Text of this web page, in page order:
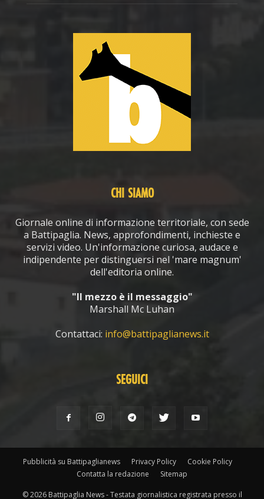
CHI SIAMO
Giornale online di informazione territoriale, con sede
a Battipaglia. News, approfondimenti, inchieste e
servizi video. Un'informazione curiosa, audace e
indipendente per distinguersi nel 'mare magnum'
dell'editoria online.
"Il mezzo è il messaggio"
Marshall Mc Luhan
Contattaci: info@battipaglianews.it
SEGUICI
Pubblicità su Battipaglianews Privacy Policy
Cookie Policy
Contatta la redazione
Sitemap
© 2026 Battipaglia News - Testata giornalistica registrata presso il